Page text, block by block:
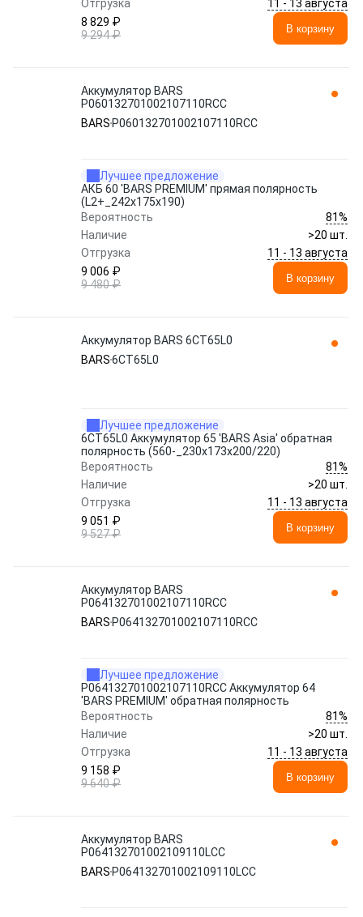
Отгрузка
11 - 13 августа
8 829 ₽
9 294 ₽
В корзину
Аккумулятор BARS
P060132701002107110RСС
BARS P060132701002107110RСС
Лучшее предложение
АКБ 60 'BARS PREMIUM' прямая полярность
(L2+_242x175x190)
Вероятность
81%
Наличие
>20 шт.
Отгрузка
11 - 13 августа
9 006 ₽
9 480 ₽
В корзину
Аккумулятор BARS 6СТ65L0
BARS6СТ65L0
Лучшее предложение
6СТ65L0 Аккумулятор 65 'BARS Asia' обратная
полярность (560-_230x173x200/220)
Вероятность
81%
Наличие
>20 шт.
Отгрузка
11 - 13 августа
9 051 ₽
9 527 ₽
В корзину
Аккумулятор BARS
P064132701002107110RСС
BARS P064132701002107110RСС
Лучшее предложение
P064132701002107110RСС Аккумулятор 64
'BARS PREMIUM' обратная полярность
Вероятность
81%
Наличие
>20 шт.
Отгрузка
11 - 13 августа
9 158 ₽
9 640 ₽
В корзину
Аккумулятор BARS
P064132701002109110LСС
BARS P064132701002109110LСС